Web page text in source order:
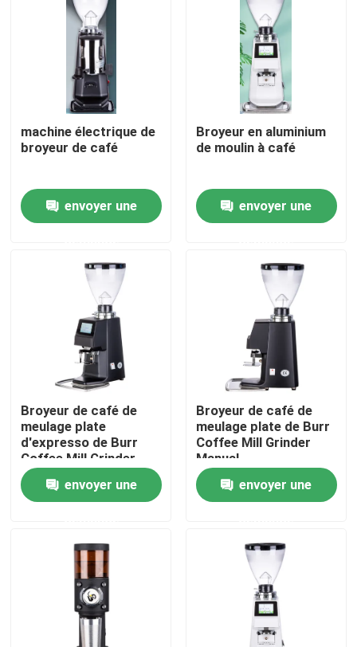
Au sujet de nous
Visite d'usine
Contrôle de qualité
Contactez-nous
Broyeur de grain de café
Burr Coffee Grinder
machine électrique de
broyeur de café
envoyer une
Broyeur en aluminium
de moulin à café
envoyer une
Broyeur de café de
meulage plate
d'expresso de Burr
Coffee Mill Grinder
Commercial
envoyer une
Broyeur de café de
meulage plate de Burr
Coffee Mill Grinder
Manual
envoyer une